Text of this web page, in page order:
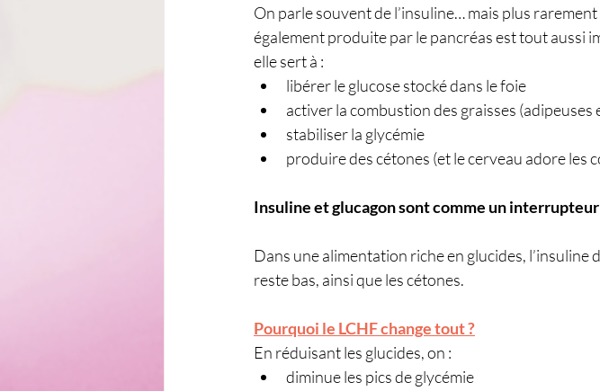
On parle souvent de l’insuline… mais plus
également produite par le pancréas est tout aussi
elle sert à :
libérer le glucose stocké dans le foie
activer la combustion des graisses (adipeuses
stabiliser la glycémie
produire des cétones (et le cerveau adore les
Insuline et glucagon sont comme un interrupteur
Dans une alimentation riche en glucides,
reste bas, ainsi que les cétones.
Pourquoi le LCHF change tout ?
En réduisant les glucides, on :
diminue les pics de glycémie